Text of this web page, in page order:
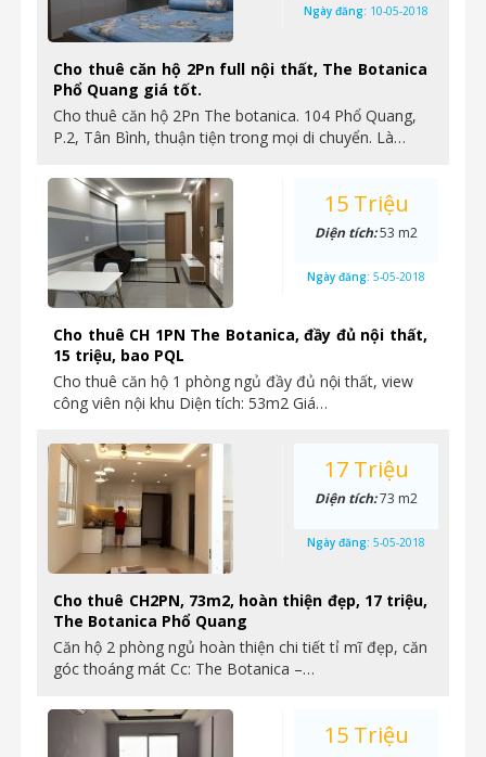
Cho thuê căn hộ 2Pn full nội thất, The Botanica
Phổ Quang giá tốt.
Cho thuê căn hộ 2Pn The botanica. 104 Phổ Quang,
P.2, Tân Bình, thuận tiện trong mọi di chuyển. Là…
Ngày đăng: 10-05-2018
Cho thuê CH 1PN The Botanica, đầy đủ nội thất,
15 triệu, bao PQL
Cho thuê căn hộ 1 phòng ngủ đầy đủ nội thất, view
công viên nội khu Diện tích: 53m2 Giá…
15 Triệu
Diện tích:53 m2
Ngày đăng: 5-05-2018
Cho thuê CH2PN, 73m2, hoàn thiện đẹp, 17 triệu,
The Botanica Phổ Quang
Căn hộ 2 phòng ngủ hoàn thiện chi tiết tỉ mĩ đẹp, căn
góc thoáng mát Cc: The Botanica –…
17 Triệu
Diện tích:73 m2
Ngày đăng: 5-05-2018
15 Triệu